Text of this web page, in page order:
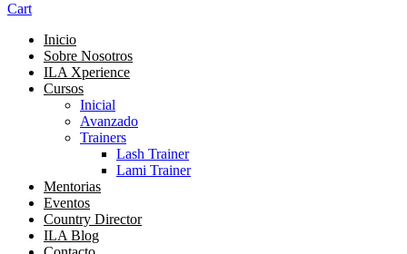
Cart
Inicio
Sobre Nosotros
ILA Xperience
Cursos
Inicial
Avanzado
Trainers
Lash Trainer
Lami Trainer
Mentorias
Eventos
Country Director
ILA Blog